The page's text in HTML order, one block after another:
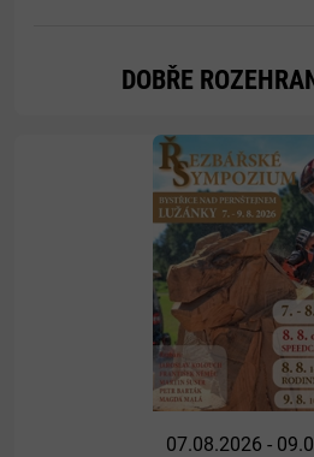
DOBŘE
07.08.2026 -
Více